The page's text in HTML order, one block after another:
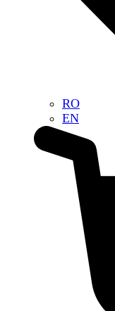
RO
EN